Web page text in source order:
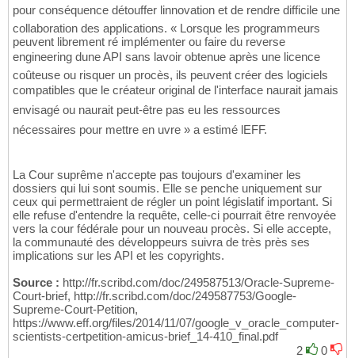
pour conséquence détouffer linnovation et de rendre difficile une
collaboration des applications. « Lorsque les programmeurs
peuvent librement ré implémenter ou faire du reverse
engineering dune API sans lavoir obtenue après une licence
coûteuse ou risquer un procès, ils peuvent créer des logiciels
compatibles que le créateur original de l'interface naurait jamais
envisagé ou naurait peut-être pas eu les ressources
nécessaires pour mettre en uvre » a estimé lEFF.
La Cour suprême n'accepte pas toujours d'examiner les
dossiers qui lui sont soumis. Elle se penche uniquement sur
ceux qui permettraient de régler un point législatif important. Si
elle refuse d'entendre la requête, celle-ci pourrait être renvoyée
vers la cour fédérale pour un nouveau procès. Si elle accepte,
la communauté des développeurs suivra de très près ses
implications sur les API et les copyrights.
Source : http://fr.scribd.com/doc/249587513/Oracle-Supreme-
Court-brief, http://fr.scribd.com/doc/249587753/Google-
Supreme-Court-Petition,
https://www.eff.org/files/2014/11/07/google_v_oracle_computer-
scientists-certpetition-amicus-brief_14-410_final.pdf
2
0